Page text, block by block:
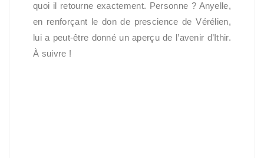
quoi il retourne exactement. Personne ? Anyelle,
en renforçant le don de prescience de Vérélien,
lui a peut-être donné un aperçu de l’avenir d’Ithir.
À suivre !